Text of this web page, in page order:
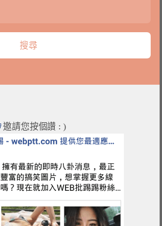
邀請您按個讚 : )